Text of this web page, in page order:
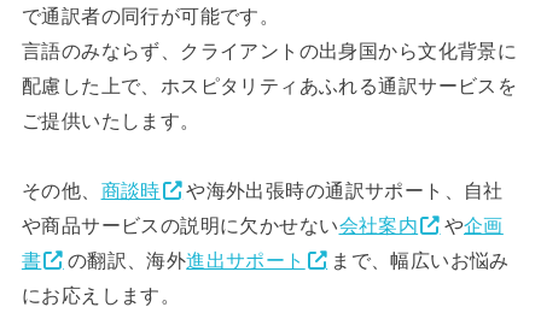
で通訳者の同行が可能です。
言語のみならず、クライアントの出身国から文化背景に
配慮した上で、ホスピタリティあふれる通訳サービスを
ご提供いたします。
その他、 商談時
や海外出張時の通訳サポート、自社
や商品サービスの説明に欠かせない会社案内 や企画
書
の翻訳、海外進出サポート
まで、幅広いお悩み
にお応えします。